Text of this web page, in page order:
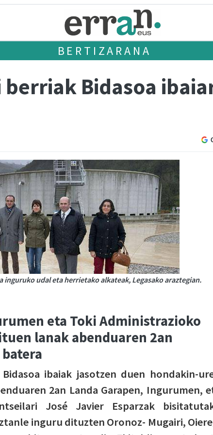
BERTIZARANA
berriak Bidasoa
udal eta herrietako alkateak, Legasako araztegian.
eta Toki Administrazioko
lanak abenduaren 2an
ibaiak jasotzen duen hondakin-
2an Landa Garapen, Ingurumen,
José Javier Esparzak
inguru dituzten Oronoz- Mugairi,